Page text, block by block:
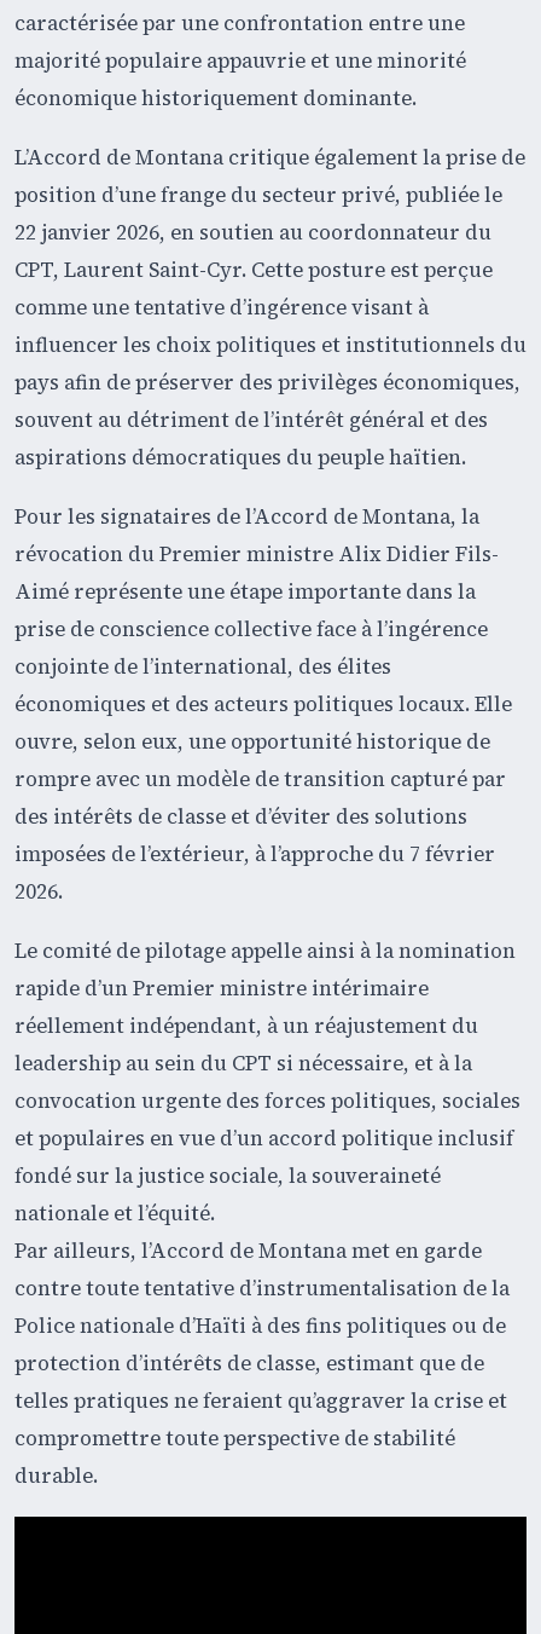
caractérisée par une confrontation entre une
majorité populaire appauvrie et une minorité
économique historiquement dominante.
L’Accord de Montana critique également la prise de
position d’une frange du secteur privé, publiée le
22 janvier 2026, en soutien au coordonnateur du
CPT, Laurent Saint-Cyr. Cette posture est perçue
comme une tentative d’ingérence visant à
influencer les choix politiques et institutionnels du
pays afin de préserver des privilèges économiques,
souvent au détriment de l’intérêt général et des
aspirations démocratiques du peuple haïtien.
Pour les signataires de l’Accord de Montana, la
révocation du Premier ministre Alix Didier Fils-
Aimé représente une étape importante dans la
prise de conscience collective face à l’ingérence
conjointe de l’international, des élites
économiques et des acteurs politiques locaux. Elle
ouvre, selon eux, une opportunité historique de
rompre avec un modèle de transition capturé par
des intérêts de classe et d’éviter des solutions
imposées de l’extérieur, à l’approche du 7 février
2026.
Le comité de pilotage appelle ainsi à la nomination
rapide d’un Premier ministre intérimaire
réellement indépendant, à un réajustement du
leadership au sein du CPT si nécessaire, et à la
convocation urgente des forces politiques, sociales
et populaires en vue d’un accord politique inclusif
fondé sur la justice sociale, la souveraineté
nationale et l’équité.
Par ailleurs, l’Accord de Montana met en garde
contre toute tentative d’instrumentalisation de la
Police nationale d’Haïti à des fins politiques ou de
protection d’intérêts de classe, estimant que de
telles pratiques ne feraient qu’aggraver la crise et
compromettre toute perspective de stabilité
durable.